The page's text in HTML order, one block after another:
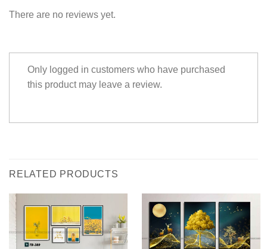
There are no reviews yet.
Only logged in customers who have purchased
this product may leave a review.
RELATED PRODUCTS